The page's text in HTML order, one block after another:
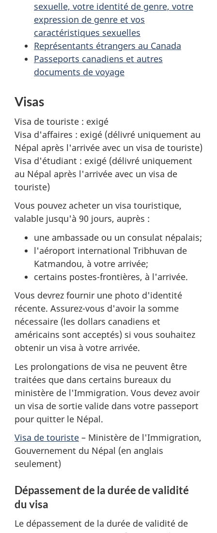
sexuelle, votre identité de genre, votre
expression de genre et vos
caractéristiques sexuelles
Représentants étrangers au Canada
Passeports canadiens et autres
documents de voyage
Visas
Visa de touriste : exigé
Visa d'affaires : exigé (délivré uniquement au
Népal après l'arrivée avec un visa de touriste)
Visa d'étudiant : exigé (délivré uniquement
au Népal après l'arrivée avec un visa de
touriste)
Vous pouvez acheter un visa touristique,
valable jusqu'à 90 jours, auprès :
une ambassade ou un consulat népalais;
l'aéroport international Tribhuvan de
Katmandou, à votre arrivée;
certains postes-frontières, à l'arrivée.
Vous devrez fournir une photo d'identité
récente. Assurez-vous d'avoir la somme
nécessaire (les dollars canadiens et
américains sont acceptés) si vous souhaitez
obtenir un visa à votre arrivée.
Les prolongations de visa ne peuvent être
traitées que dans certains bureaux du
ministère de l'Immigration. Vous devez avoir
un visa de sortie valide dans votre passeport
pour quitter le Népal.
Visa de touriste – Ministère de l'Immigration,
Gouvernement du Népal (en anglais
seulement)
Dépassement de la durée de validité
du visa
Le dépassement de la durée de validité de